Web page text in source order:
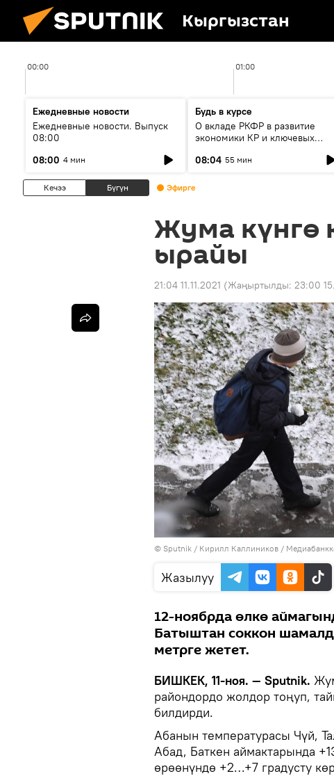
Кыргызстан
00:00 01:00
Ежедневные новости
Ежедневные новости. Выпуск
08:00
08:00 4 мин
Будь в курсе
О вкладе РКФР в развитие
экономики КР и ключевых
08:04 55 мин
Кечээ Бүгүн Эфирге
Жума күнгө
ырайы
21:04 11.11.2021 (Жаңыртылды: 23:00
© Sputnik / Кирилл Каллиников /
Жазылуу
12-ноябрда өлкө
Батыштан соккон
метрге жетет.
БИШКЕК, 11-ноя. — Sputnik.
райондордо жолдор тоңуп,
билдирди.
Абанын температурасы Чүй,
Абад, Баткен аймактарында
өрөөнүндө +2…+7 градусту